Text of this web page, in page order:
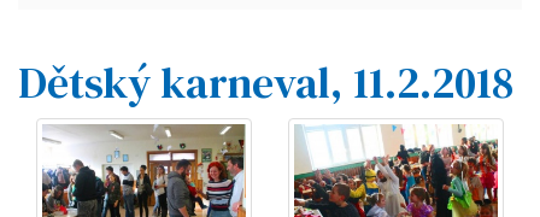
Dětský karneval, 11.2.2018